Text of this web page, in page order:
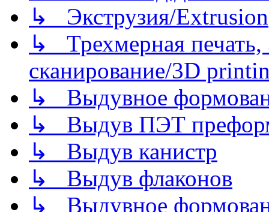
↳ Экструзия/Extrusion
↳ Трехмерная
сканирование/3D
↳ Выдувное
↳ Выдув ПЭТ
↳ Выдув канистр
↳ Выдув флаконов
↳ Выдувное